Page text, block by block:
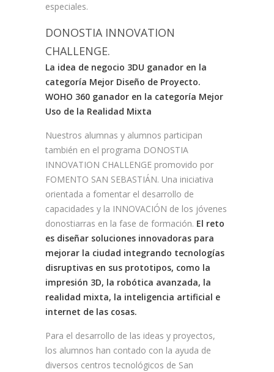
especiales.
DONOSTIA INNOVATION
CHALLENGE.
La idea de negocio 3DU ganador en la
categoría Mejor Diseño de Proyecto.
WOHO 360 ganador en la categoría Mejor
Uso de la Realidad Mixta
Nuestros alumnas y alumnos participan
también en el programa DONOSTIA
INNOVATION CHALLENGE promovido por
FOMENTO SAN SEBASTIÁN. Una iniciativa
orientada a fomentar el desarrollo de
capacidades y la INNOVACIÓN de los jóvenes
donostiarras en la fase de formación. El reto
es diseñar soluciones innovadoras para
mejorar la ciudad integrando tecnologías
disruptivas en sus prototipos, como la
impresión 3D, la robótica avanzada, la
realidad mixta, la inteligencia artificial e
internet de las cosas.
Para el desarrollo de las ideas y proyectos,
los alumnos han contado con la ayuda de
diversos centros tecnológicos de San